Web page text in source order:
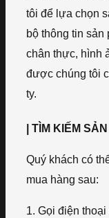
tôi để lựa chọn
bộ thông tin
chân thực, hình
được chúng tôi
ty.
| TÌM KIẾM
Quý khách có
mua hàng sau:
1. Gọi điện